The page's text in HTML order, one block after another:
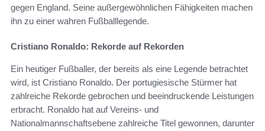
gegen England. Seine außergewöhnlichen Fähigkeiten machen
ihn zu einer wahren Fußballlegende.
Cristiano Ronaldo: Rekorde auf Rekorden
Ein heutiger Fußballer, der bereits als eine Legende betrachtet
wird, ist Cristiano Ronaldo. Der portugiesische Stürmer hat
zahlreiche Rekorde gebrochen und beeindruckende Leistungen
erbracht. Ronaldo hat auf Vereins- und
Nationalmannschaftsebene zahlreiche Titel gewonnen, darunter